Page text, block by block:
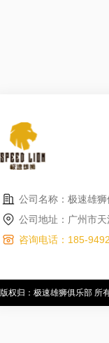
公司名称：极速雄狮
公司地址：广州市
咨询电话：185-
版权归：极速雄狮俱乐部 所